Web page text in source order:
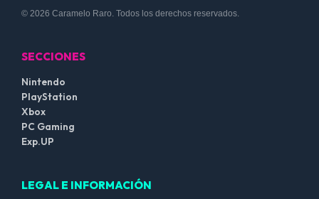
© 2026 Caramelo Raro. Todos los derechos reservados.
SECCIONES
Nintendo
PlayStation
Xbox
PC Gaming
Exp.UP
LEGAL E INFORMACIÓN